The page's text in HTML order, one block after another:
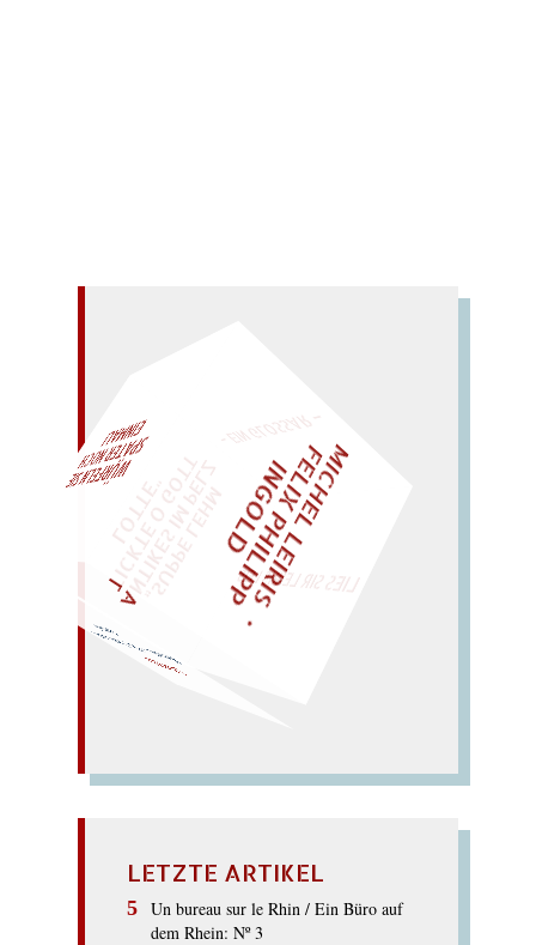
„
S
U
P
P
E
L
E
H
M
A
N
T
I
K
E
S
I
M
P
E
L
ZT
I
C
K
T
E
O
G
O
T
TL
O
T
T
E
SAKKO
Kosak. – Oh, Sack, ach,
Ochs! M
I
C
H
E
L
L
E
I
R
I
S
・
F
E
L
I
X
P
H
I
L
I
P
P
I
N
G
O
L
DLIES SIR LEIRIS LEIS
WÜRFELN SIE
SPÄTER NOCH
EINM
AL!
LETZTE ARTIKEL
Un bureau sur le Rhin / Ein Büro auf
dem Rhein: Nº 3